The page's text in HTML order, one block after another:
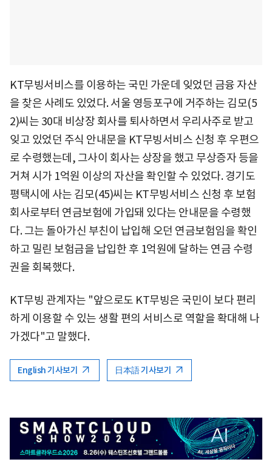
KT무빙서비스를 이용하는 국민 가운데 잊었던 금융 자산
을 찾은 사례도 있었다. 서울 영등포구에 거주하는 김모(5
2)씨는 30대 비상장 회사를 퇴사하면서 우리사주로 받고
잊고 있었던 주식 안내문을 KT무빙서비스 신청 후 우편으
로 수령했는데, 그사이 회사는 상장을 했고 무상증자 등을
거쳐 시가 1억원 이상의 자산을 확인할 수 있었다. 경기도
평택시에 사는 김모(45)씨는 KT무빙서비스 신청 후 보험
회사로부터 연금보험에 가입돼 있다는 안내문을 수령했
다. 그는 돌아가신 부친이 납입해 오던 연금보험임을 확인
하고 밀린 보험금을 납입한 후 1억원에 달하는 연금 수령
권을 회복했다.
KT무빙 관계자는 "앞으로도 KT무빙은 국민이 보다 편리
하게 이용할 수 있는 생활 편의 서비스로 역할을 확대해 나
가겠다"고 말했다.
English 기사보기 日本語 기사보기